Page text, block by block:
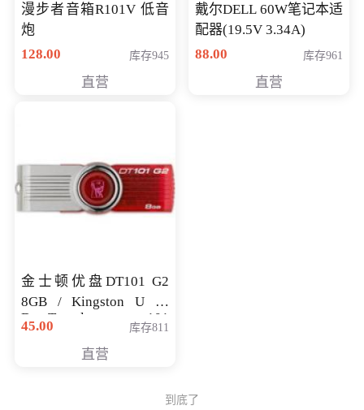
漫步者音箱R101V 低音
炮
128.00
库存945
直营
戴尔DELL 60W笔记本适
配器(19.5V 3.34A)
88.00
库存961
直营
金士顿优盘DT101 G2
8GB / Kingston U 盘
DataTraveler 101
Generati
45.00 库存811
直营
到底了